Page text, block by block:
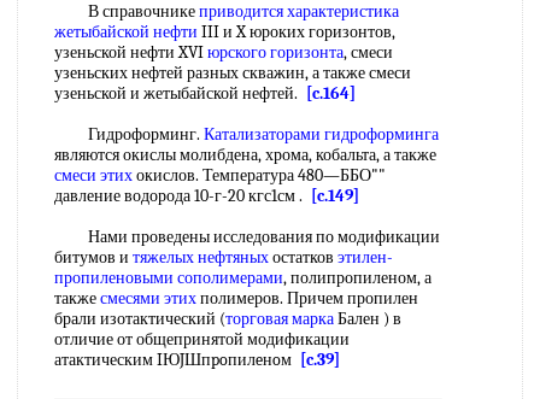
В справочникеприводится характеристика
жетыбайской нефти III и X юроких горизонтов,
узеньской нефти XVIюрского горизонта, смеси
узеньских нефтей разных скважин, а также смеси
узеньской и жетыбайской нефтей.
[c.164]
Гидроформинг. Катализаторами гидроформинга
являются окислы молибдена, хрома, кобальта, а также
смеси этихокислов. Температура 480—ББО""
давление водорода 10-г-20 кгс1см .
[c.149]
Нами проведены исследования по модификации
битумов и тяжелых нефтяныхостатков этилен-
пропиленовыми сополимерами, полипропиленом, а
такжесмесями этихполимеров. Причем пропилен
брали изотактический (торговая маркаБален ) в
отличие от общепринятой модификации
атактическим IЮJШпpoпилeнoм [c.39]